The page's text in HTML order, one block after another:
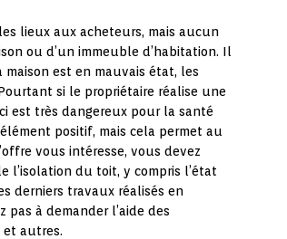
lieux aux acheteurs, mais aucun
ou d’un immeuble d’habitation. Il
est en mauvais état, les
si le propriétaire réalise une
est très dangereux pour la santé
positif, mais cela permet au
vous intéresse, vous devez
l’isolation du toit, y compris l’état
derniers travaux réalisés en
pas à demander l’aide des
et autres.